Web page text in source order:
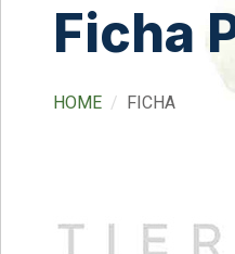
Ficha
HOME FICHA